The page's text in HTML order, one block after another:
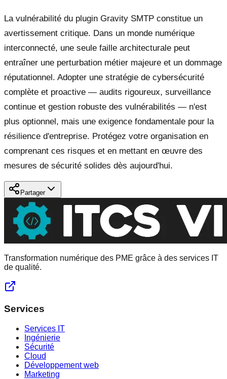
La vulnérabilité du plugin Gravity SMTP constitue un
avertissement critique. Dans un monde numérique
interconnecté, une seule faille architecturale peut
entraîner une perturbation métier majeure et un dommage
réputationnel. Adopter une stratégie de cybersécurité
complète et proactive — audits rigoureux, surveillance
continue et gestion robuste des vulnérabilités — n'est
plus optionnel, mais une exigence fondamentale pour la
résilience d'entreprise. Protégez votre organisation en
comprenant ces risques et en mettant en œuvre des
mesures de sécurité solides dès aujourd'hui.
Partager
Transformation numérique des PME grâce à des services IT
de qualité.
Services
Services IT
Ingénierie
Sécurité
Cloud
Développement web
Marketing